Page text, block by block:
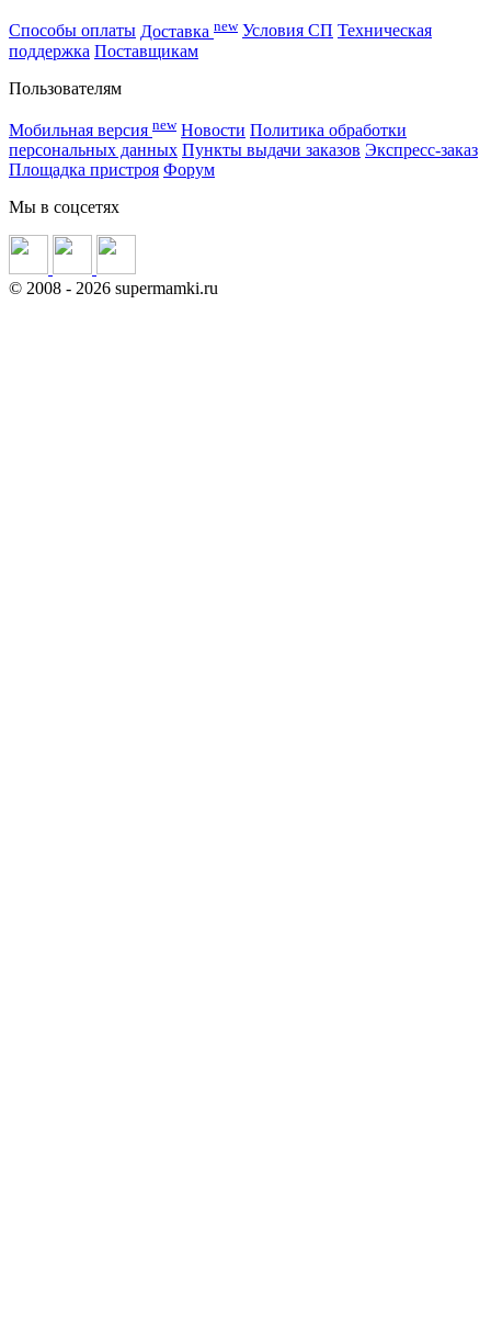
Способы оплаты Доставка new Условия СП Техническая
поддержка Поставщикам
Пользователям
Мобильная версия new Новости Политика обработки
персональных данных Пункты выдачи заказов Экспресс-заказ
Площадка пристроя Форум
Мы в соцсетях
© 2008 - 2026 supermamki.ru